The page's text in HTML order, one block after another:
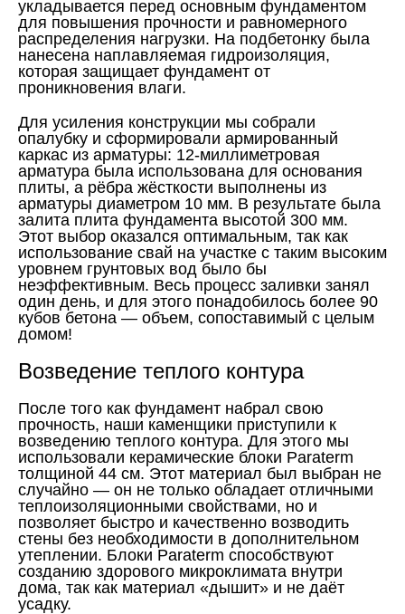
укладывается перед основным фундаментом
для повышения прочности и равномерного
распределения нагрузки. На подбетонку была
нанесена наплавляемая гидроизоляция,
которая защищает фундамент от
проникновения влаги.
Для усиления конструкции мы собрали
опалубку и сформировали армированный
каркас из арматуры: 12-миллиметровая
арматура была использована для основания
плиты, а рёбра жёсткости выполнены из
арматуры диаметром 10 мм. В результате была
залита плита фундамента высотой 300 мм.
Этот выбор оказался оптимальным, так как
использование свай на участке с таким высоким
уровнем грунтовых вод было бы
неэффективным. Весь процесс заливки занял
один день, и для этого понадобилось более 90
кубов бетона — объем, сопоставимый с целым
домом!
Возведение теплого контура
После того как фундамент набрал свою
прочность, наши каменщики приступили к
возведению теплого контура. Для этого мы
использовали керамические блоки Paraterm
толщиной 44 см. Этот материал был выбран не
случайно — он не только обладает отличными
теплоизоляционными свойствами, но и
позволяет быстро и качественно возводить
стены без необходимости в дополнительном
утеплении. Блоки Paraterm способствуют
созданию здорового микроклимата внутри
дома, так как материал «дышит» и не даёт
усадку.